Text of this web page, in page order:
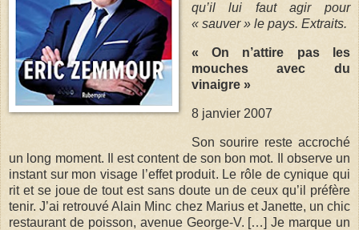
qu’il lui faut agir pour
« sauver » le pays. Extraits.
« On n’attire pas les
mouches avec du
vinaigre »
8 janvier 2007
Son sourire reste accroché
un long moment. Il est content de son bon mot. Il observe un
instant sur mon visage l’effet produit. Le rôle de cynique qui
rit et se joue de tout est sans doute un de ceux qu’il préfère
tenir. J’ai retrouvé Alain Minc chez Marius et Janette, un chic
restaurant de poisson, avenue George-V. […] Je marque un